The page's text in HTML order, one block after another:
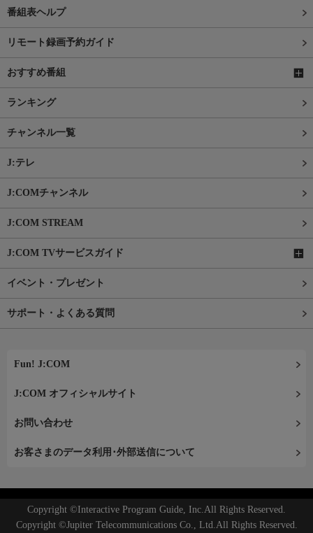
番組表ヘルプ
リモート録画予約ガイド
おすすめ番組
ランキング
チャンネル一覧
J:テレ
J:COMチャンネル
J:COM STREAM
J:COM TVサービスガイド
イベント・プレゼント
サポート・よくある質問
Fun! J:COM
J:COM オフィシャルサイト
お問い合わせ
お客さまのデータ利用･外部送信について
Copyright ©Interactive Program Guide, Inc.All Rights Reserved.
Copyright ©Jupiter Telecommunications Co., Ltd.All Rights Reserved.